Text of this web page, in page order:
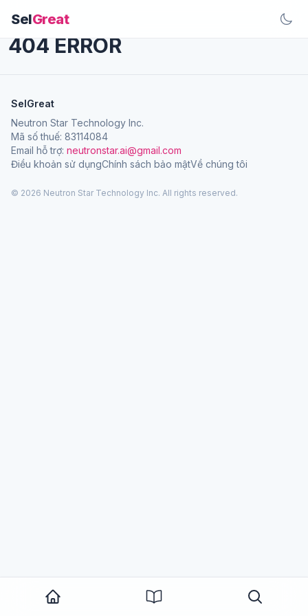
SelGreat
404 ERROR
SelGreat
Neutron Star Technology Inc.
Mã số thuế: 83114084
Email hỗ trợ: neutronstar.ai@gmail.com
Điều khoản sử dụngChính sách bảo mậtVề chúng tôi
© 2026 Neutron Star Technology Inc. All rights reserved.